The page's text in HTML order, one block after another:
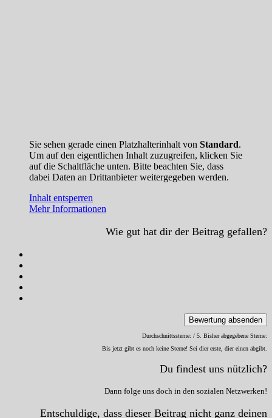
Sie sehen gerade einen Platzhalterinhalt von Standard.
Um auf den eigentlichen Inhalt zuzugreifen, klicken Sie
auf die Schaltfläche unten. Bitte beachten Sie, dass
dabei Daten an Drittanbieter weitergegeben werden.
Inhalt entsperren
Mehr Informationen
Wie gut hat dir der Beitrag gefallen?
Bewertung absenden
Durchschnittssterne: / 5. Bisher abgegebene Sterne:
Bis jetzt gibt es noch keine Sterne! Sei dier erste, dier einen abgibt.
Du findest uns nützlich?
Dann folge uns doch in den sozialen Netzwerken!
Entschuldige, dass dieser Beitrag nicht ganz deinen